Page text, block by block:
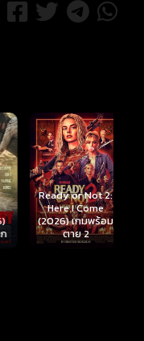
Ready or Not 2:
Here I Come
(2026) เกมพร้อม
ตาย 2